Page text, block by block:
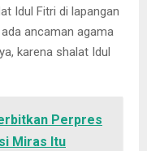
Idul Fitri di lapangan
ancaman agama
karena shalat Idul
Perpres
Miras Itu